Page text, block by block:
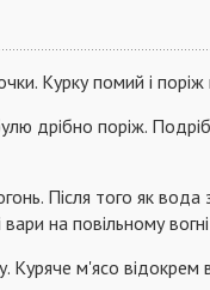
Курку помий і
дрібно поріж.
Після того як вода
на повільному
Куряче м'ясо відокрем